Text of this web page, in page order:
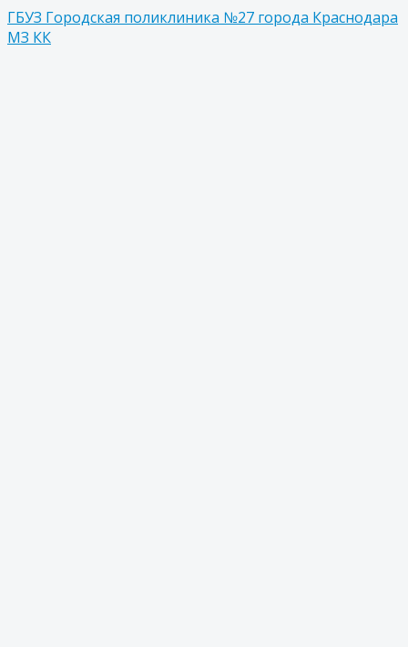
ГБУЗ Городская поликлиника №27 города Краснодара
МЗ КК